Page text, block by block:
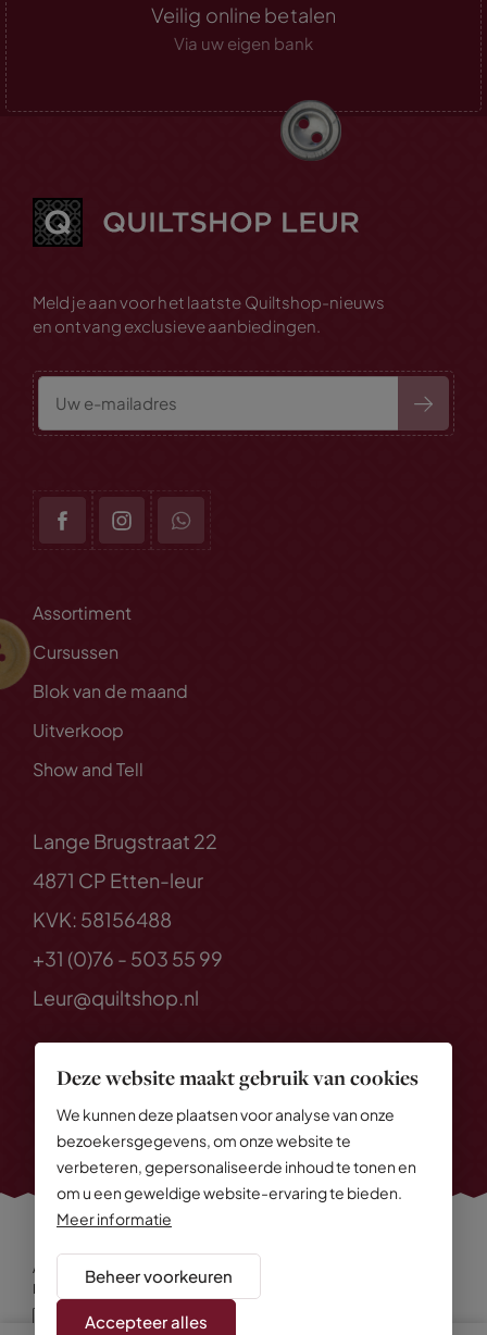
Deze website maakt gebruik van cookies
We kunnen deze plaatsen voor analyse van onze
bezoekersgegevens, om onze website te
verbeteren, gepersonaliseerde inhoud te tonen en
om u een geweldige website-ervaring te bieden.
Meer informatie
Beheer voorkeuren
Accepteer alles
Veilig online betalen
Via uw eigen bank
Meld je aan voor het laatste Quiltshop-nieuws
en ontvang exclusieve aanbiedingen.
Assortiment
Cursussen
Blok van de maand
Uitverkoop
Show and Tell
Lange Brugstraat 22
4871 CP Etten-leur
KVK: 58156488
+31 (0)76 - 503 55 99
Leur@quiltshop.nl
Alle rechten voorbehouden
Privacy Policy
Algemene voorwaarden